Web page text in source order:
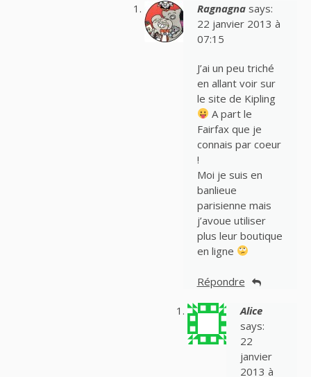
Ragnagna says:
22 janvier 2013 à
07:15
J’ai un peu triché
en allant voir sur
le site de Kipling
A part le
Fairfax que je
connais par coeur
!
Moi je suis en
banlieue
parisienne mais
j’avoue utiliser
plus leur boutique
en ligne
Répondre
Alice
says:
22
janvier
2013 à